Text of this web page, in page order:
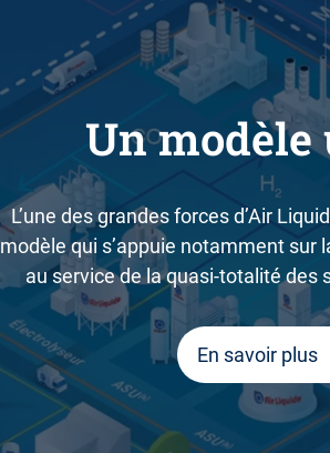
Un modèle
L’une des grandes forces d’Air
modèle qui s’appuie notamment sur
au service de la quasi-totalité des
En savoir plus